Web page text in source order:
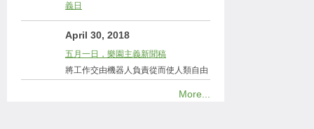
義日
April 30, 2018
五月一日，樂園主義新聞稿
將工作交由機器人負責從而使人類自由
More...